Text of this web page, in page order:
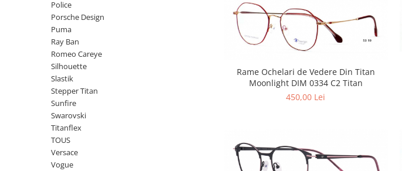
Carbon / Metal
Metal ( Aluminum )
Metal + Plastic
Titan + Aur
Titan + silicon
Ana Hickmann
Carolina Herrera
Police
Porsche Design
Puma
Ray Ban
Romeo Careye
Silhouette
Slastik
Stepper Titan
Sunfire
Swarovski
Titanflex
TOUS
Versace
Vogue
Rame Ochelari de Vedere Din Titan
Moonlight DIM 0334 C2 Titan
450,00 Lei